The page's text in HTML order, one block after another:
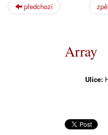
předchozí
Array
Ulice: